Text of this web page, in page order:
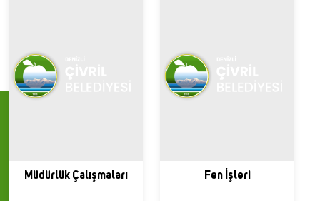
Müdürlük Çalışmaları Fen İşleri